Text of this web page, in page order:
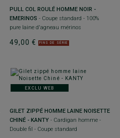
PULL COL ROULÉ HOMME NOIR -
EMERINOS - Coupe standard - 100%
pure laine d'agneau mérinos
49,00 € FINS DE SÉRIE
EXCLU WEB
GILET ZIPPÉ HOMME LAINE NOISETTE
CHINÉ - KANTY - Cardigan homme -
Double fil - Coupe standard